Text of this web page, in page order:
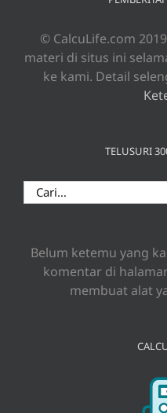
© CalcuLife.com
materi di situs ini
ke kami. Detail
TELUSURI
Search
for:
Belum ketemu yang
komentar di
membuat alat